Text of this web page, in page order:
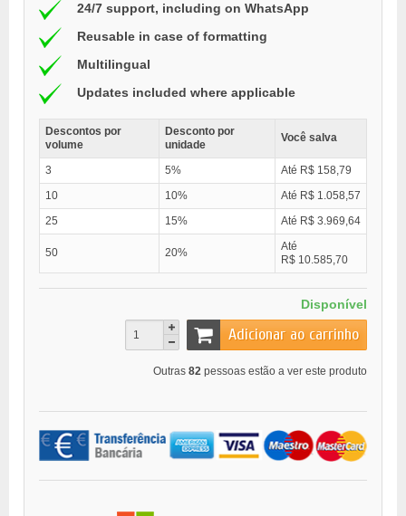
24/7 support, including on WhatsApp
Reusable in case of formatting
Multilingual
Updates included where applicable
Descontos por
volume
Desconto por
unidade
Você salva
3 5%
Até R$ 158,79
10
10%
Até R$ 1.058,57
25
15% Até R$ 3.969,64
50 20%
Até
R$ 10.585,70
Disponível
Adicionar ao carrinho
Outras 82 pessoas estão a ver este produto